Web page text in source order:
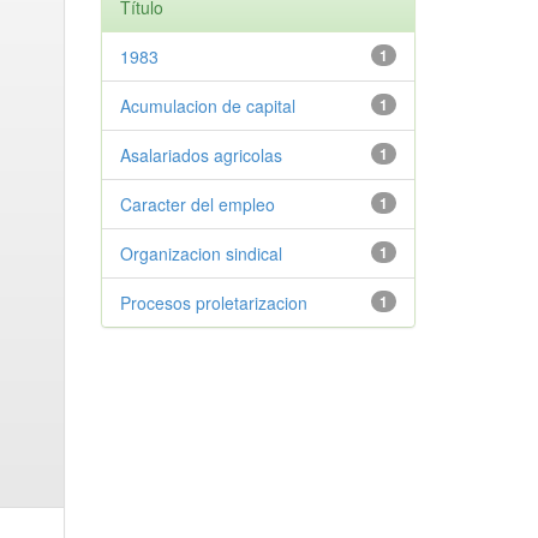
Título
1
1983
1
Acumulacion de capital
1
Asalariados agricolas
1
Caracter del empleo
1
Organizacion sindical
1
Procesos proletarizacion